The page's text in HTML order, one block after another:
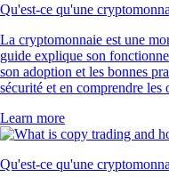
Qu'est-ce qu'une
La cryptomonnaie est une
guide explique son
son adoption et les bonnes
sécurité et en comprendre les
Learn more
Qu'est-ce qu'une